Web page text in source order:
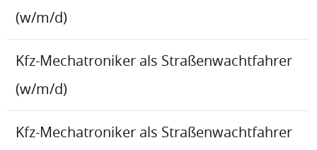
(w/m/d)
Kfz-Mechatroniker als Straßenwachtfahrer
(w/m/d)
Kfz-Mechatroniker als Straßenwachtfahrer